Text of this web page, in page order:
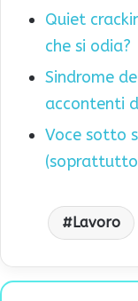
Quiet
che si odia?
Sindrome
accontenti
Voce sotto
Lavoro